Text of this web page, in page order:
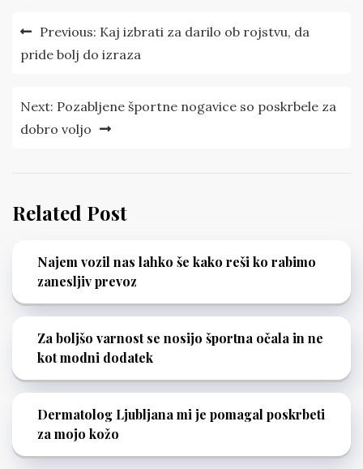
Navigacija
prispevka
Previous: Kaj izbrati za darilo ob rojstvu, da
pride bolj do izraza
Next: Pozabljene športne nogavice so poskrbele za
dobro voljo
Related Post
Najem vozil nas lahko še kako reši ko rabimo
zanesljiv prevoz
Za boljšo varnost se nosijo športna očala in ne
kot modni dodatek
Dermatolog Ljubljana mi je pomagal poskrbeti
za mojo kožo